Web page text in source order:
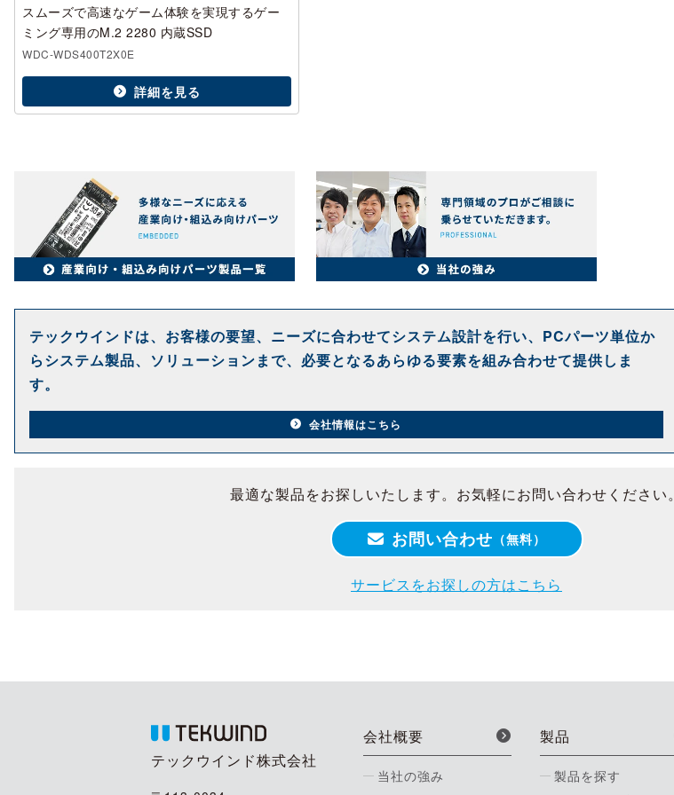
スムーズで高速なゲーム体験を実現するゲー
ミング専用のM.2 2280 内蔵SSD
WDC-WDS400T2X0E
詳細を見る
テックウインドは、お客様の要望、ニーズに合わせてシステム設計を行い、PCパーツ単位か
らシステム製品、ソリューションまで、必要となるあらゆる要素を組み合わせて提供しま
す。
会社情報はこちら
最適な製品をお探しいたします。お気軽にお問い合わせください。
お問い合わせ （無料）
サービスをお探しの方はこちら
テックウインド株式会社
会社概要
当社の強み
製品
製品を探す